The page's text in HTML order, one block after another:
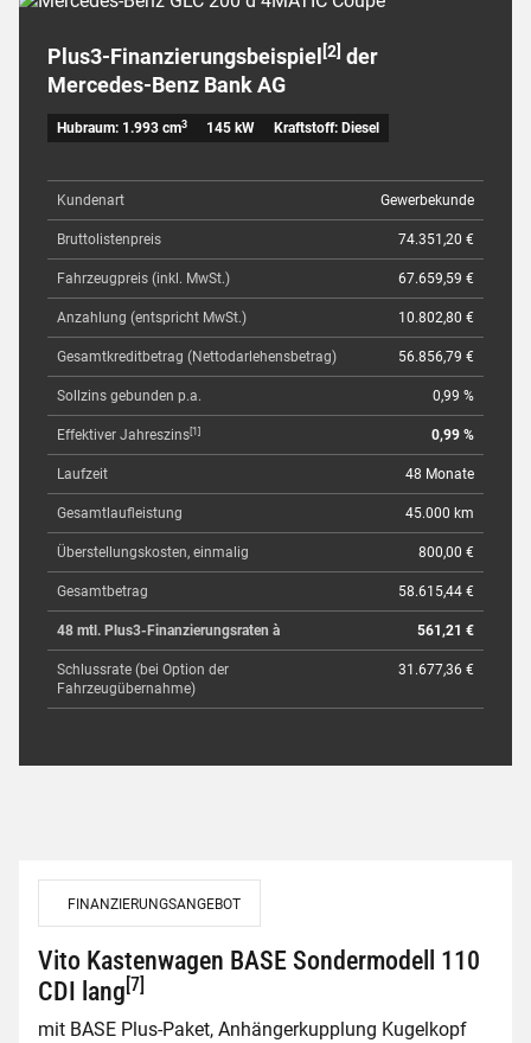
Plus3-Finanzierungsbeispiel [2] der
Mercedes-Benz Bank AG
Hubraum: 1.993 cm3 145 kW Kraftstoff: Diesel
Kundenart Gewerbekunde
Bruttolistenpreis 74.351,20 €
Fahrzeugpreis (inkl. MwSt.) 67.659,59 €
Anzahlung (entspricht MwSt.) 10.802,80 €
Gesamtkreditbetrag (Nettodarlehensbetrag) 56.856,79 €
Sollzins gebunden p.a. 0,99 %
Effektiver Jahreszins[1] 0,99 %
Laufzeit 48 Monate
Gesamtlaufleistung 45.000 km
Überstellungskosten, einmalig 800,00 €
Gesamtbetrag 58.615,44 €
48 mtl. Plus3-Finanzierungsraten à 561,21 €
Schlussrate (bei Option der
Fahrzeugübernahme)
31.677,36 €
FINANZIERUNGSANGEBOT
Vito Kastenwagen BASE Sondermodell 110
CDI lang [7]
mit BASE Plus-Paket, Anhängerkupplung Kugelkopf